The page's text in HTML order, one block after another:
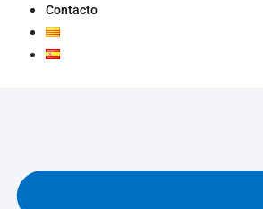
Contacto